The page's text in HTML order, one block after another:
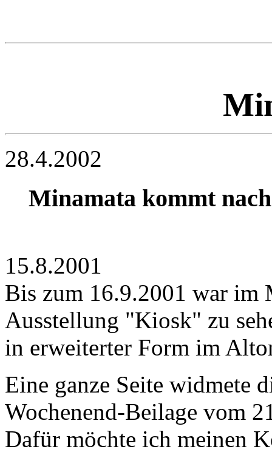
28.4.2002
Minamata kommt
15.8.2001
Bis zum 16.9.2001 war
Ausstellung "Kiosk" zu
in erweiterter Form im
Eine ganze Seite widmete
Wochenend-Beilage vom
Dafür möchte ich meinen